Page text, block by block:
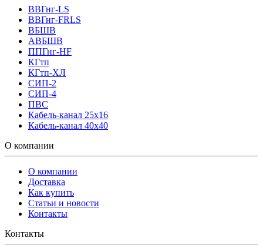
ВВГнг-LS
ВВГнг-FRLS
ВБШВ
АВБШВ
ППГнг-HF
КГтп
КГтп-ХЛ
СИП-2
СИП-4
ПВС
Кабель-канал 25х16
Кабель-канал 40х40
О компании
О компании
Доставка
Как купить
Статьи и новости
Контакты
Контакты